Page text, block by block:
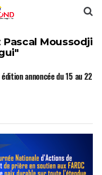
Moussodji
édition annoncée du 15 au 22